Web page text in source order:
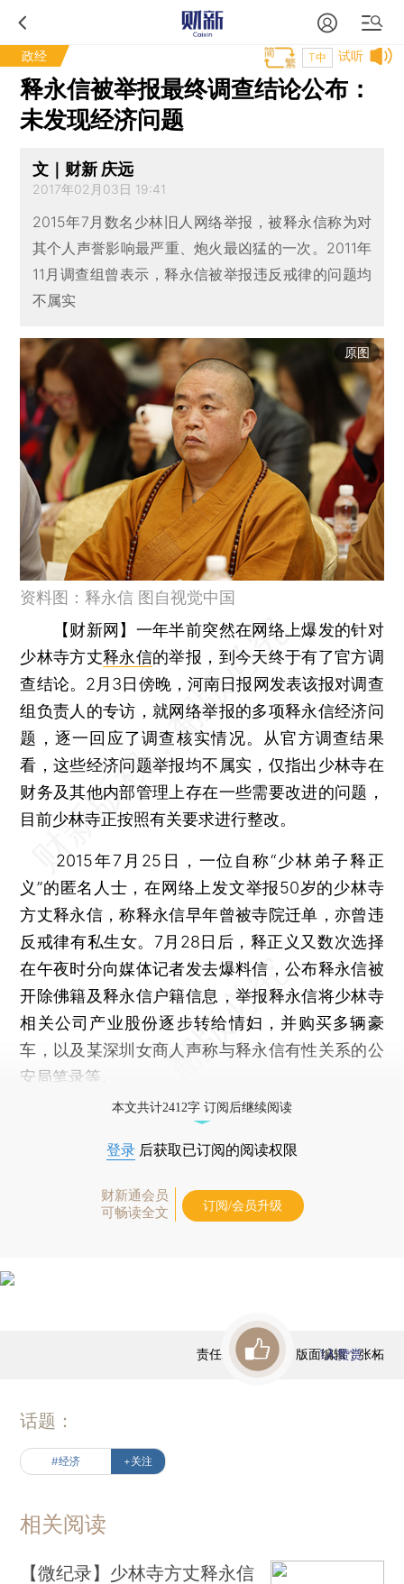
政经 试听
T中
释永信被举报最终调查结论公布：
未发现经济问题
文｜财新 庆远
2017年02月03日 19:41
2015年7月数名少林旧人网络举报，被释永信称为对
其个人声誉影响最严重、炮火最凶猛的一次。2011年
11月调查组曾表示，释永信被举报违反戒律的问题均
不属实
原图
资料图：释永信 图自视觉中国
【财新网】 一年半前突然在网络上爆发的针对
少林寺方丈释永信的举报，到今天终于有了官方调
查结论。2月3日傍晚，河南日报网发表该报对调查
组负责人的专访，就网络举报的多项释永信经济问
题，逐一回应了调查核实情况。从官方调查结果
看，这些经济问题举报均不属实，仅指出少林寺在
财务及其他内部管理上存在一些需要改进的问题，
目前少林寺正按照有关要求进行整改。
2015年7月25日，一位自称“少林弟子释正
义”的匿名人士，在网络上发文举报50岁的少林寺
方丈释永信，称释永信早年曾被寺院迁单，亦曾违
反戒律有私生女。7月28日后，释正义又数次选择
在午夜时分向媒体记者发去爆料信，公布释永信被
开除佛籍及释永信户籍信息，举报释永信将少林寺
相关公司产业股份逐步转给情妇，并购买多辆豪
车，以及某深圳女商人声称与释永信有性关系的公
安局笔录等。
本文共计2412字 订阅后继续阅读
登录 后获取已订阅的阅读权限
财新通会员
可畅读全文
订阅/会员升级
责任编辑：高昱 | 版面编辑：张柘
1人赞赏
话题：
#经济 +关注
相关阅读
【微纪录】少林寺方丈释永信